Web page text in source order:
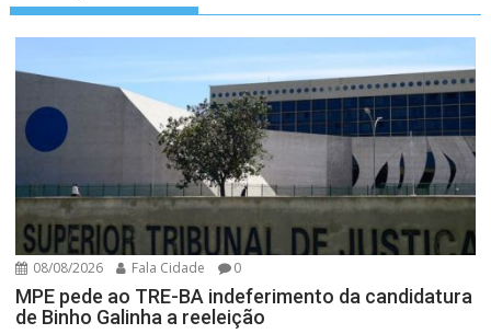
08/08/2026 Fala Cidade 0
MPE pede ao TRE-BA indeferimento da candidatura
de Binho Galinha a reeleição